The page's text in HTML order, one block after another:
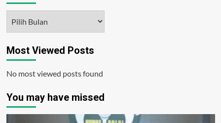
Most Viewed Posts
No most viewed posts found
You may have missed